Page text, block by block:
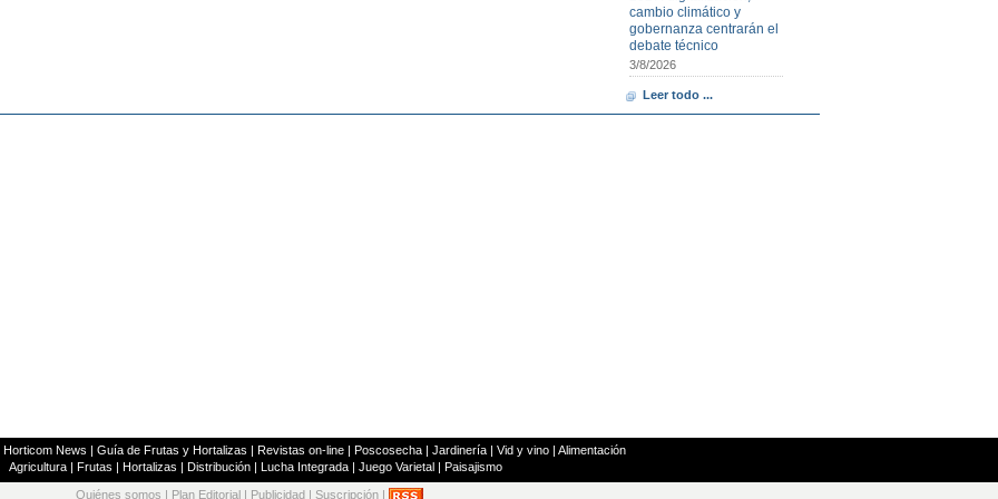
cambio climático y
gobernanza centrarán el
debate técnico
3/8/2026
Leer todo ...
Horticom News | Guía de Frutas y Hortalizas | Revistas on-line| Poscosecha| Jardinería| Vid y vino| Alimentación
Agricultura| Frutas | Hortalizas | Distribución| Lucha Integrada| Juego Varietal| Paisajismo
Quiénes somos Plan Editorial Publicidad Suscripción